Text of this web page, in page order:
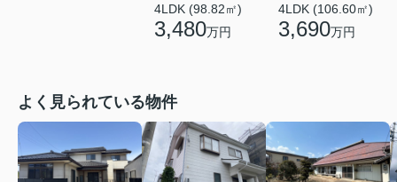
4LDK (98.82㎡)
3,480万円
4LDK (106.60㎡)
3,690万円
よく見られている物件